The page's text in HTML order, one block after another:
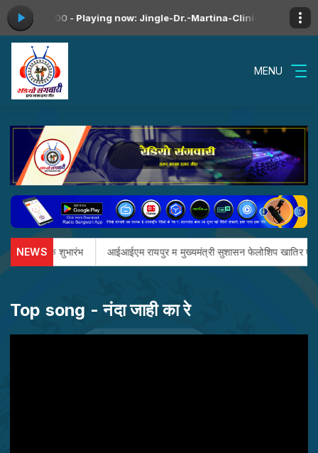
to 12:00 - Playing now: Jingle-Dr.-Martina-Clinic मया के गीत
MENU
NEWS
Skill के शुभारंभ आईआईएम रायपुर म मुख्यमंत्री सुशासन फेलोशिप खातिर
Top song - नंदा जाही का रे